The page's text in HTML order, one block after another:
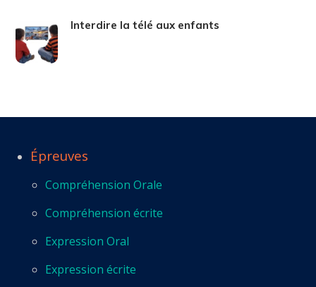
Interdire la télé aux enfants
Épreuves
Compréhension Orale
Compréhension écrite
Expression Oral
Expression écrite